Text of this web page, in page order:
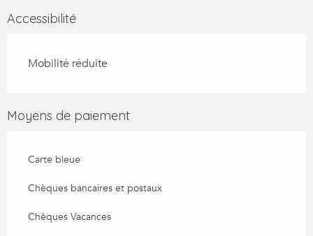
Accessibilité
Mobilité réduite
Moyens de paiement
Carte bleue
Chèques bancaires et postaux
Chèques Vacances